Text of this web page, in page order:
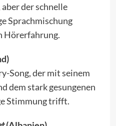
der schnelle
Sprachmischung
Hörerfahrung.
Song, der mit seinem
dem stark gesungenen
Stimmung trifft.